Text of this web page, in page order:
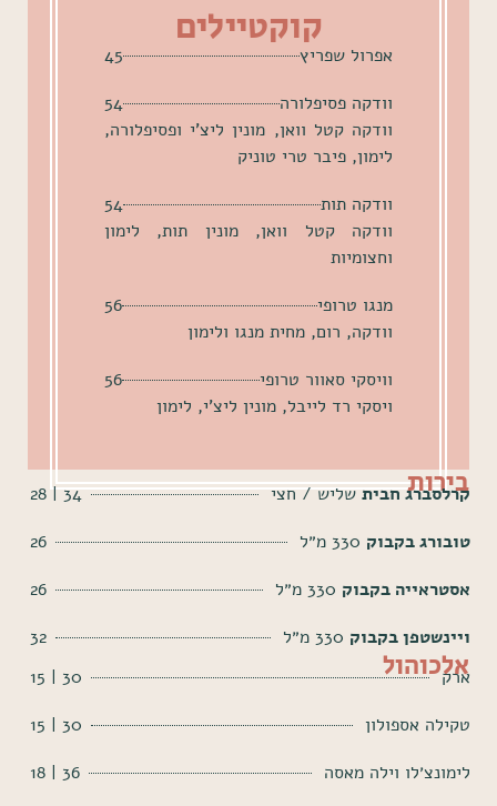
קוקטיילים
אפרול שפריץ
45
וודקה פסיפלורה
54
וודקה קטל וואן, מונין ליצ'י ופסיפלורה,
לימון, פיבר טרי טוניק
וודקה תות
54
וודקה קטל וואן, מונין תות, לימון
וחצומיות
מנגו טרופי
56
וודקה, רום, מחית מנגו ולימון
וויסקי סאוור טרופי
56
ויסקי רד לייבל, מונין ליצ'י, לימון
בירות
קרלסברג חביתשליש / חצי
34 | 28
טובורג בקבוק
26
אסטראייה בקבוק
26
ויינשטפן בקבוק
32
אלכוהול
ארק
30 | 15
טקילה אספולון
30 | 15
לימונצ׳לו וילה מאסה
36 | 18